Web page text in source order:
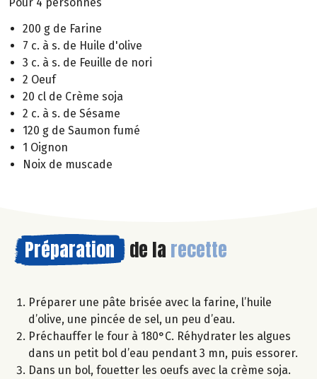
200 g de Farine
7 c. à s. de Huile d'olive
3 c. à s. de Feuille de nori
2 Oeuf
20 cl de Crème soja
2 c. à s. de Sésame
120 g de Saumon fumé
1 Oignon
Noix de muscade
Préparation de la recette
Préparer une pâte brisée avec la farine, l’huile
d’olive, une pincée de sel, un peu d’eau.
Préchauffer le four à 180°C. Réhydrater les algues
dans un petit bol d’eau pendant 3 mn, puis essorer.
Dans un bol, fouetter les oeufs avec la crème soja.